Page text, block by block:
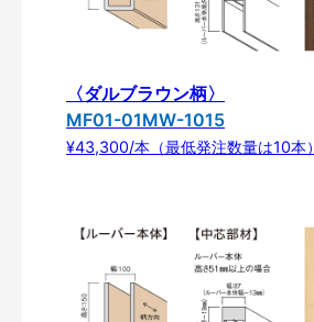
〈ダルブラウン柄〉
MF01-01MW-1015
¥43,300/本（最低発注数量は10本）